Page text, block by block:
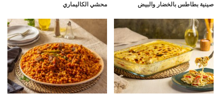
صينية بطاطس بالخضار والبيض محشي الكاليماري